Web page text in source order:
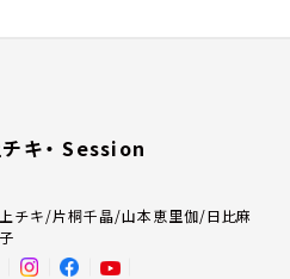
キ・ Session
チキ/片桐千晶/山本恵里伽/日比麻